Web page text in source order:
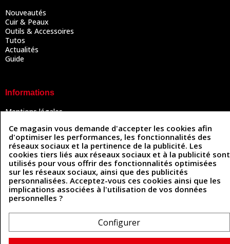
Nouveautés
Cuir & Peaux
Outils & Accessoires
Tutos
Actualités
Guide
Informations
Mentions légales
Politique de confidentialité
Politique des cookies
Contactez-nous
Coordonnées
493 Chemin de Catougnac
contact@cuirenstock.com
Ce magasin vous demande d'accepter les cookies afin
d'optimiser les performances, les fonctionnalités des
réseaux sociaux et la pertinence de la publicité. Les
cookies tiers liés aux réseaux sociaux et à la publicité sont
utilisés pour vous offrir des fonctionnalités optimisées
sur les réseaux sociaux, ainsi que des publicités
personnalisées. Acceptez-vous ces cookies ainsi que les
implications associées à l'utilisation de vos données
personnelles ?
Configurer